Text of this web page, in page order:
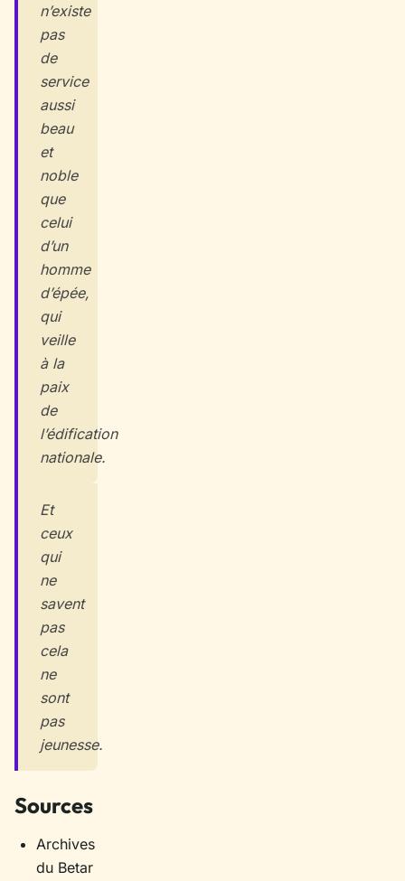
n’existe
pas
de
service
aussi
beau
et
noble
que
celui
d’un
homme
d’épée,
qui
veille
à la
paix
de
l’édification
nationale.
Et
ceux
qui
ne
savent
pas
cela
ne
sont
pas
jeunesse.
Sources
Archives
du Betar